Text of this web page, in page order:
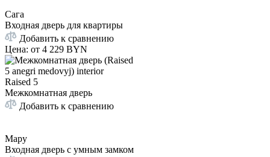
Сага
Входная дверь для квартиры
Добавить к сравнению
Цена: от 4 229 BYN
Raised 5
Межкомнатная дверь
Добавить к сравнению
Мару
Входная дверь с умным замком